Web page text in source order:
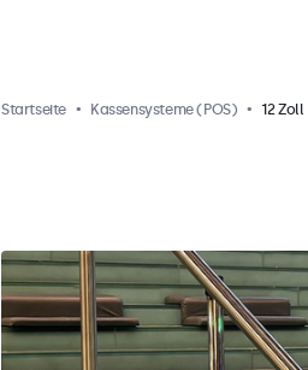
Startseite Kassensysteme (POS) 12 Zoll